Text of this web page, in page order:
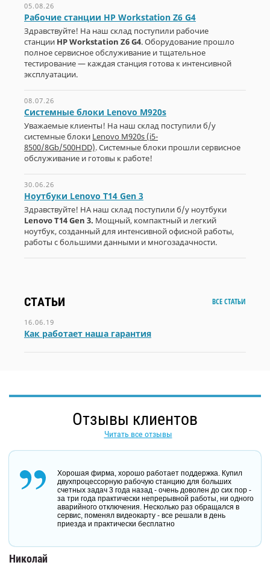
05.08.26
Рабочие станции HP Workstation Z6 G4
Здравствуйте! На наш склад поступили рабочие
станции HP Workstation Z6 G4. Оборудование прошло
полное сервисное обслуживание и тщательное
тестирование — каждая станция готова к интенсивной
эксплуатации.
08.07.26
Системные блоки Lenovo M920s
Уважаемые клиенты! На наш склад поступили б/у
системные блоки Lenovo M920s (i5-
8500/8Gb/500HDD). Системные блоки прошли сервисное
обслуживание и готовы к работе!
30.06.26
Ноутбуки Lenovo T14 Gen 3
Здравствуйте! НА наш склад поступили б/у ноутбуки
Lenovo T14 Gen 3. Мощный, компактный и легкий
ноутбук, созданный для интенсивной офисной работы,
работы с большими данными и многозадачности.
СТАТЬИ ВСЕ СТАТЬИ
16.06.19
Как работает наша гарантия
Отзывы клиентов
Читать все отзывы
Хорошая фирма, хорошо работает поддержка. Купил
двухпроцессорную рабочую станцию для больших
счетных задач 3 года назад - очень доволен до сих пор -
за три года практически непрерывной работы, ни одного
аварийного отключения. Несколько раз обращался в
сервис, поменял видеокарту - все решали в день
приезда и практически бесплатно
Николай